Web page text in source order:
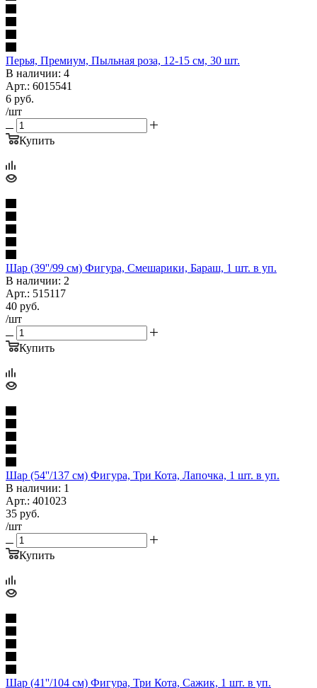
Перья, Премиум, Пыльная роза, 12-15 см, 30 шт.
В наличии: 4
Арт.: 6015541
6 руб.
/шт
Купить
Шар (39''/99 см) Фигура, Смешарики, Бараш, 1 шт. в уп.
В наличии: 2
Арт.: 515117
40 руб.
/шт
Купить
Шар (54''/137 см) Фигура, Три Кота, Лапочка, 1 шт. в уп.
В наличии: 1
Арт.: 401023
35 руб.
/шт
Купить
Шар (41''/104 см) Фигура, Три Кота, Сажик, 1 шт. в уп.